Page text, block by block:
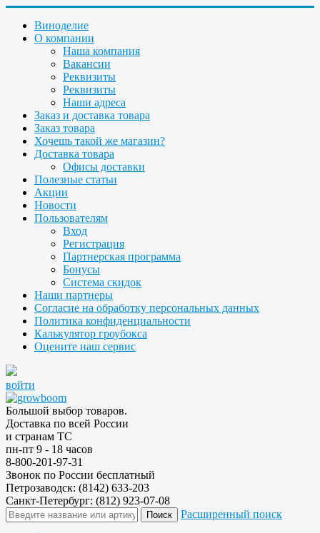
Виноделие
О компании
Наша компания
Вакансии
Реквизиты
Реквизиты
Наши адреса
Заказ и доставка товара
Заказ товара
Хочешь такой же магазин?
Доставка товара
Офисы доставки
Полезные статьи
Акции
Новости
Пользователям
Вход
Регистрация
Партнерская программа
Бонусы
Система скидок
Наши партнеры
Согласие на обработку персональных данных
Политика конфиденциальности
Калькулятор гроубокса
Оцените наш сервис
войти
Большой выбор товаров.
Доставка по всей России
и странам ТС
пн-пт 9 - 18 часов
8-800-201-97-31
Звонок по России бесплатный
Петрозаводск: (8142) 633-203
Санкт-Петербург: (812) 923-07-08
Расширенный поиск